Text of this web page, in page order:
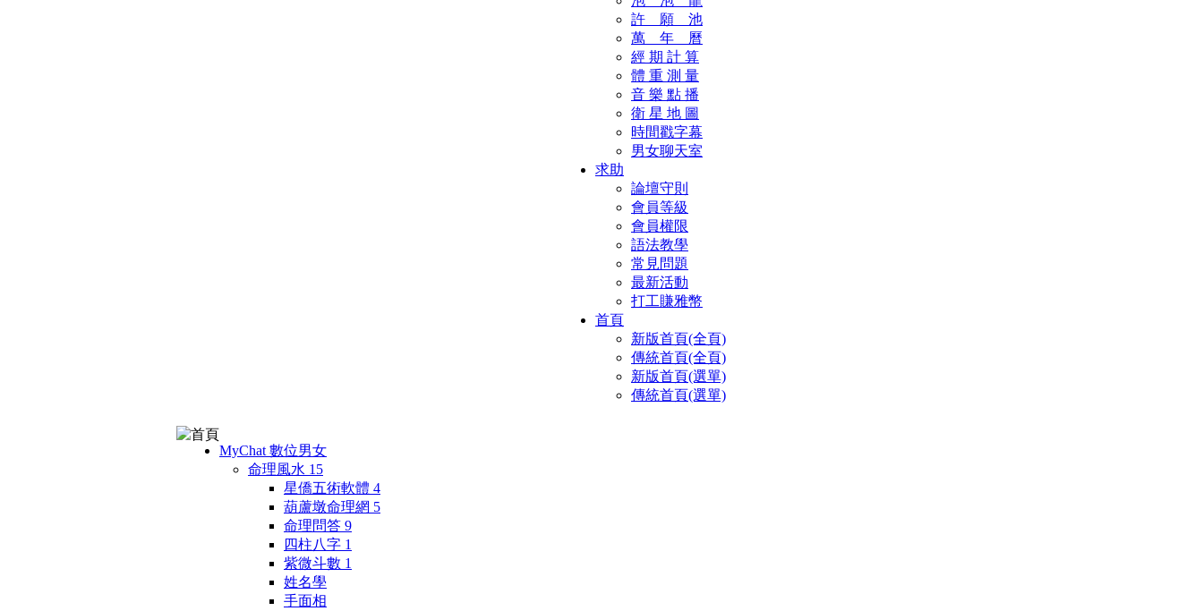
許 願 池
萬 年 曆
經 期 計 算
體 重 測 量
音 樂 點 播
衛 星 地 圖
時間戳字幕
男女聊天室
求助
論壇守則
會員等級
會員權限
語法教學
常見問題
最新活動
打工賺雅幣
首頁
新版首頁(全頁)
傳統首頁(全頁)
新版首頁(選單)
傳統首頁(選單)
MyChat 數位男女
命理風水 15
星僑五術軟體 4
葫蘆墩命理網 5
命理問答 9
四柱八字 1
紫微斗數 1
姓名學
手面相